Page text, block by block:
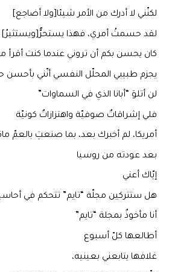
لكنّني لا أدرك من الأمر شيئا[ولا أضاجع]
لقد حسمتُ أمري، فهذا يستحرُّ[ويستثيرُ]
كان يحسن بكم أن تروني عندما كنت أقرأ
يجزم طبيبي المحلّل النفسي أنّني بأحسن
لن أتلوَ “أبانا الذي في السماوات”
فلي إشراقاتٌ صوفيّة واهتزازاتٌ كونيّة
أمريكا، لم أخبرك بعد، بما صنعتِ بالعمّ
بعد عودته من روسيا
إيّاك أعني
هل ستتركين مجلّة “تايم” تتحكم في
أنا مأخوذٌ بمجلة “تايم”
أطالعها كلّ أسبوع
غلافها يتابعني بعينيه،